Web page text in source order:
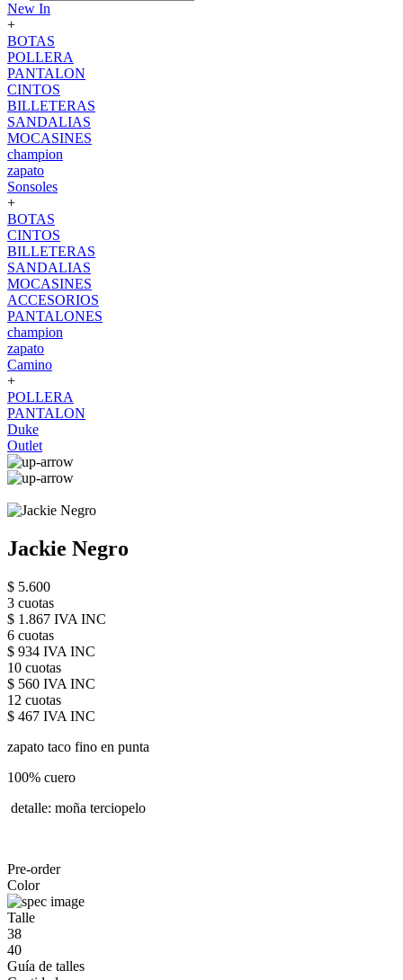
New In
+
BOTAS
POLLERA
PANTALON
CINTOS
BILLETERAS
SANDALIAS
MOCASINES
champion
zapato
Sonsoles
+
BOTAS
CINTOS
BILLETERAS
SANDALIAS
MOCASINES
ACCESORIOS
PANTALONES
champion
zapato
Camino
+
POLLERA
PANTALON
Duke
Outlet
Jackie Negro
$ 5.600
3 cuotas
$ 1.867 IVA INC
6 cuotas
$ 934 IVA INC
10 cuotas
$ 560 IVA INC
12 cuotas
$ 467 IVA INC
zapato taco fino en punta
100% cuero
detalle: moña terciopelo
Pre-order
Color
Talle
38
40
Guía de talles